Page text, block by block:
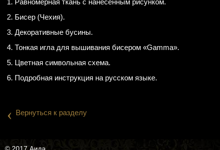
1. Равномерная ткань с нанесенным рисунком.
2. Бисер (Чехия).
3. Декоративные бусины.
4. Тонкая игла для вышивания бисером «Gamma».
5. Цветная символьная схема.
6. Подробная инструкция на русском языке.
‹ Вернуться к разделу